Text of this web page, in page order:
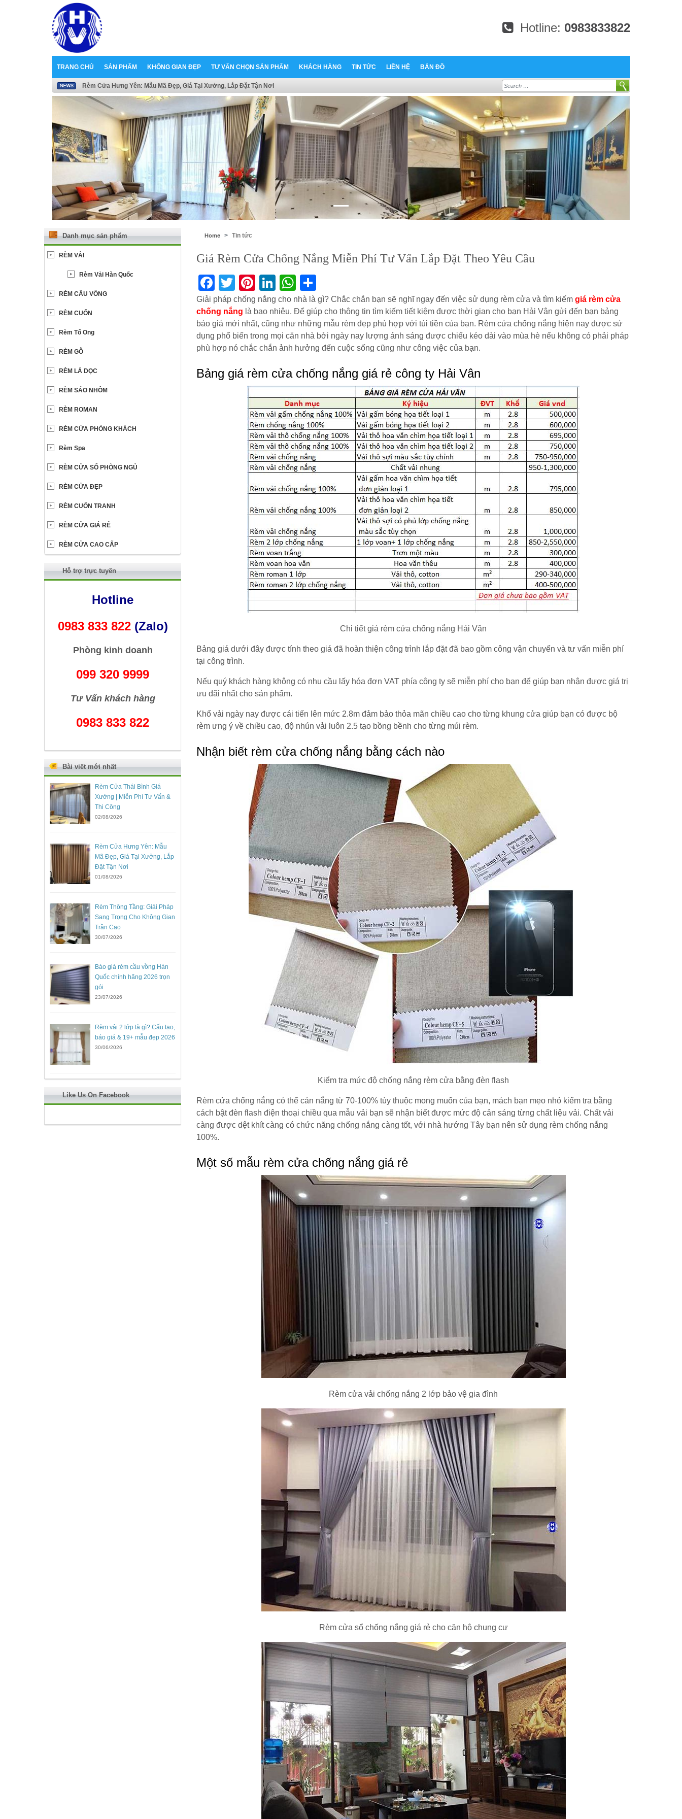
Hotline: 0983833822
TRANG CHỦ SẢN PHẨM KHÔNG GIAN ĐẸP TƯ VẤN CHỌN SẢN PHẨM KHÁCH HÀNG TIN TỨC LIÊN HỆ BẢN ĐỒ
Rèm Cửa Hưng Yên: Mẫu Mã Đẹp, Giá Tại Xưởng, Lắp Đặt Tận Nơi Search
Home Tin tức
Giá Rèm Cửa Chống Nắng Miễn Phí Tư Vấn Lắp Đặt Theo Yêu Cầu
Facebook
TwitterPinterest
LinkedIn
WhatsApp
Giải pháp chống nắng cho nhà là gì? Chắc chắn bạn sẽ nghĩ ngay đến việc sử dụng rèm cửa và tìm kiếm giá rèm cửa
chống nắng là bao nhiêu. Để giúp cho thông tin tìm kiếm tiết kiệm được thời gian cho bạn Hải Vân gửi đến bạn bảng
báo giá mới nhất, cũng như những mẫu rèm đẹp phù hợp với túi tiền của bạn. Rèm cửa chống nắng hiện nay được sử
dụng phổ biến trong mọi căn nhà bởi ngày nay lượng ánh sáng được chiếu kéo dài vào mùa hè nếu không có phải pháp
phù hợp nó chắc chắn ảnh hưởng đến cuộc sống cũng như công việc của bạn.
Bảng giá rèm cửa chống nắng giá rẻ công ty Hải Vân
Chi tiết giá rèm cửa chống nắng Hải Vân
Bảng giá dưới đây được tính theo giá đã hoàn thiện công trình lắp đặt đã bao gồm công vận chuyển và tư vấn miễn phí
tại công trình.
Nếu quý khách hàng không có nhu cầu lấy hóa đơn VAT phía công ty sẽ miễn phí cho bạn để giúp bạn nhận được giá trị
ưu đãi nhất cho sản phẩm.
Khổ vải ngày nay được cái tiến lên mức 2.8m đảm bảo thỏa mãn chiều cao cho từng khung cửa giúp bạn có được bộ
rèm ưng ý về chiều cao, độ nhún vải luôn 2.5 tạo bồng bềnh cho từng múi rèm.
Nhận biết rèm cửa chống nắng bằng cách nào
Kiểm tra mức độ chống nắng rèm cửa bằng đèn flash
Rèm cửa chống nắng có thể cản nắng từ 70-100% tùy thuộc mong muốn của bạn, mách bạn mẹo nhỏ kiểm tra bằng
cách bật đèn flash điện thoại chiều qua mẫu vải bạn sẽ nhận biết được mức độ cản sáng từng chất liệu vải. Chất vải
càng được dệt khít càng có chức năng chống nắng càng tốt, với nhà hướng Tây bạn nên sử dụng rèm chống nắng
100%.
Một số mẫu rèm cửa chống nắng giá rẻ
Rèm cửa vải chống nắng 2 lớp bảo vệ gia đình
Rèm cửa sổ chống nắng giá rẻ cho căn hộ chung cư
Danh mục sản phẩm
RÈM VẢI
Rèm Vải Hàn Quốc
RÈM CẦU VỒNG
RÈM CUỐN
Rèm Tổ Ong
RÈM GỖ
RÈM LÁ DỌC
RÈM SÁO NHÔM
RÈM ROMAN
RÈM CỬA PHÒNG KHÁCH
Rèm Spa
RÈM CỬA SỔ PHÒNG NGỦ
RÈM CỬA ĐẸP
RÈM CUỐN TRANH
RÈM CỬA GIÁ RẺ
RÈM CỬA CAO CẤP
Hỗ trợ trực tuyến
Hotline
0983 833 822 (Zalo)
Phòng kinh doanh
099 320 9999
Tư Vấn khách hàng
0983 833 822
Bài viết mới nhất
Rèm Cửa Thái Bình Giá
Xưởng | Miễn Phí Tư Vấn &
Thi Công
02/08/2026
Rèm Cửa Hưng Yên: Mẫu
Mã Đẹp, Giá Tại Xưởng, Lắp
Đặt Tận Nơi
01/08/2026
Rèm Thông Tầng: Giải Pháp
Sang Trọng Cho Không Gian
Trần Cao
30/07/2026
Báo giá rèm cầu vồng Hàn
Quốc chính hãng 2026 trọn
gói
23/07/2026
Rèm vải 2 lớp là gì? Cấu tạo,
báo giá & 19+ mẫu đẹp 2026
30/06/2026
Like Us On Facebook